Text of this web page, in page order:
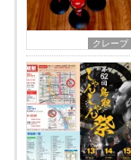
クレープ